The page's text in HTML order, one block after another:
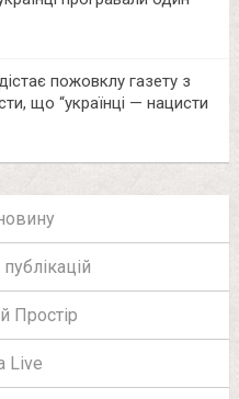
пожовклу газету з
що “українці — нацисти
Простір
Live